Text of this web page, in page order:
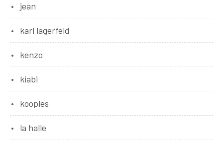
jean
karl lagerfeld
kenzo
kiabi
kooples
la halle